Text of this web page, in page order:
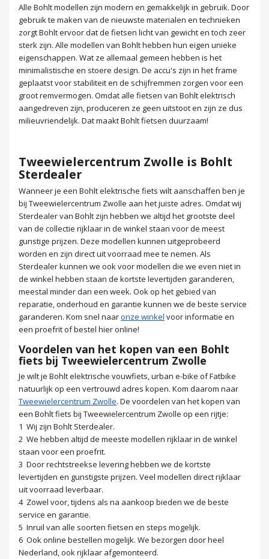
Alle Bohlt modellen zijn modern en gemakkelijk in gebruik. Door
gebruik te maken van de nieuwste materialen en technieken
zorgt Bohlt ervoor dat de fietsen licht van gewicht en toch zeer
sterk zijn. Alle modellen van Bohlt hebben hun eigen unieke
eigenschappen. Wat ze allemaal gemeen hebben is het
minimalistische en stoere design. De accu's zijn in het frame
geplaatst voor stabiliteit en de schijfremmen zorgen voor een
groot remvermogen. Omdat alle fietsen van Bohlt elektrisch
aangedreven zijn, produceren ze geen uitstoot en zijn ze dus
milieuvriendelijk. Dat maakt Bohlt fietsen duurzaam!
Tweewielercentrum Zwolle is Bohlt
Sterdealer
Wanneer je een Bohlt elektrische fiets wilt aanschaffen ben je
bij Tweewielercentrum Zwolle aan het juiste adres. Omdat wij
Sterdealer van Bohlt zijn hebben we altijd het grootste deel
van de collectie rijklaar in de winkel staan voor de meest
gunstige prijzen. Deze modellen kunnen uitgeprobeerd
worden en zijn direct uit voorraad mee te nemen. Als
Sterdealer kunnen we ook voor modellen die we even niet in
de winkel hebben staan de kortste levertijden garanderen,
meestal minder dan een week. Ook op het gebied van
reparatie, onderhoud en garantie kunnen we de beste service
garanderen. Kom snel naaronze winkel voor informatie en
een proefrit of bestel hier online!
Voordelen van het kopen van een Bohlt
fiets bij Tweewielercentrum Zwolle
Je wilt je Bohlt elektrische vouwfiets, urban e-bike of Fatbike
natuurlijk op een vertrouwd adres kopen. Kom daarom naar
Tweewielercentrum Zwolle. De voordelen van het kopen van
een Bohlt fiets bij Tweewielercentrum Zwolle op een rijtje:
1 Wij zijn Bohlt Sterdealer.
2 We hebben altijd de meeste modellen rijklaar in de winkel
staan voor een proefrit.
3 Door rechtstreekse levering hebben we de kortste
levertijden en gunstigste prijzen. Veel modellen direct rijklaar
uit voorraad leverbaar.
4 Zowel voor, tijdens als na aankoop bieden we de beste
service en garantie.
5 Inruil van alle soorten fietsen en steps mogelijk.
6 Ook online bestellen mogelijk. We bezorgen door heel
Nederland, ook rijklaar afgemonteerd.